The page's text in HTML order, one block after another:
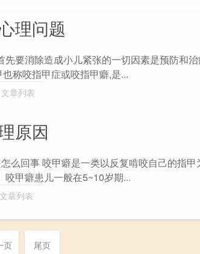
理问题
要消除造成小儿紧张的一切因素是预防和
称咬指甲症或咬指甲癖,是...
文章列表
原因
么回事 咬甲癖是一类以反复啃咬自己的指
甲癖患儿一般在5~10岁期...
文章列表
页 尾页